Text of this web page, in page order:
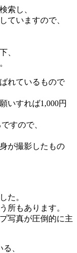
索し、
ていますので、
、
れているもので
いすれば1,000円
すので、
が撮影したもの
た。
所もあります。
写真が圧倒的に主
、